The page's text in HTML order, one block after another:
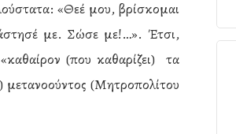
«Θεέ μου, βρίσκομαι
με. Σώσε με!…». Έτσι,
(που καθαρίζει) τα
μετανοούντος (Μητροπολίτου